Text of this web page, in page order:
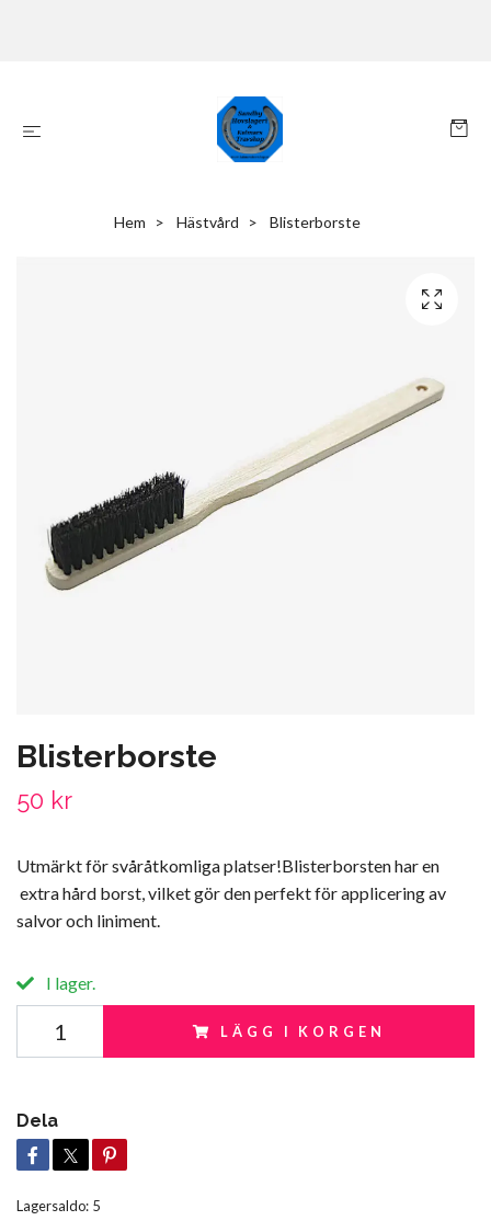
Hem Hästvård Blisterborste
Blisterborste
50 kr
Utmärkt för svåråtkomliga platser!Blisterborsten har en
extra hård borst, vilket gör den perfekt för applicering av
salvor och liniment.
I lager.
LÄGG I KORGEN
Dela
Lagersaldo: 5